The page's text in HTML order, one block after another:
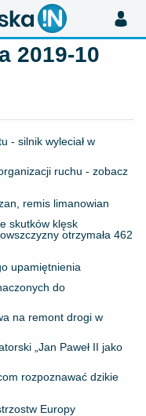
2019-10
- silnik wyleciał w
ruchu - zobacz
remis limanowian
skutków klęsk
otrzymała 462
upamiętnienia
do
na remont drogi w
„Jan Paweł II jako
rozpoznawać dzikie
Europy